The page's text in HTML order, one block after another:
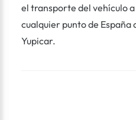
el transporte del vehículo
cualquier punto de España
Yupicar.